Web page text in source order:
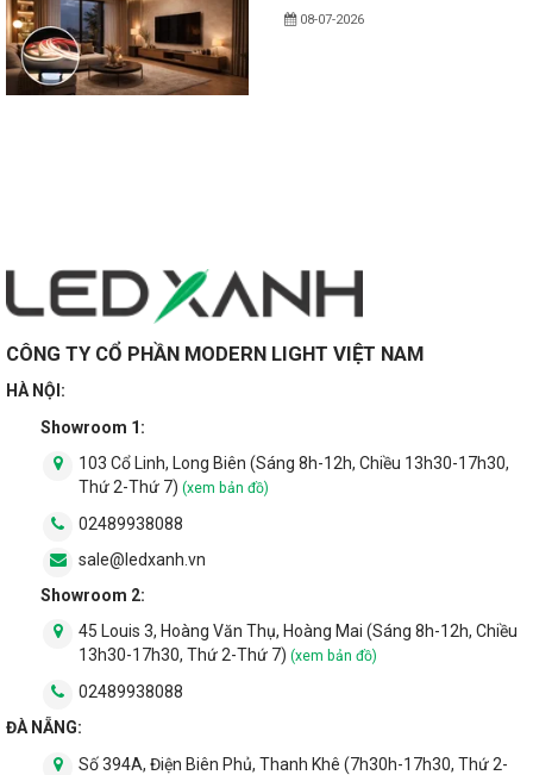
08-07-2026
CÔNG TY CỔ PHẦN MODERN LIGHT VIỆT NAM
HÀ NỘI:
Showroom 1:
103 Cổ Linh, Long Biên (Sáng 8h-12h, Chiều 13h30-17h30,
Thứ 2-Thứ 7) (xem bản đồ)
02489938088
sale@ledxanh.vn
Showroom 2:
45 Louis 3, Hoàng Văn Thụ, Hoàng Mai (Sáng 8h-12h, Chiều
13h30-17h30, Thứ 2-Thứ 7) (xem bản đồ)
02489938088
ĐÀ NẴNG:
Số 394A, Điện Biên Phủ, Thanh Khê (7h30h-17h30, Thứ 2-